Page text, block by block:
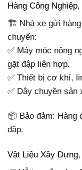
Hàng Công
🏗 Nhà xe gửi hàng
chuyển:
✅ Máy móc nông
gặt đập liên hợp.
✅ Thiết bị cơ khí,
✅ Dây chuyền sản
📦 Bảo đảm: Hàng
đập.
Vật Liệu Xây